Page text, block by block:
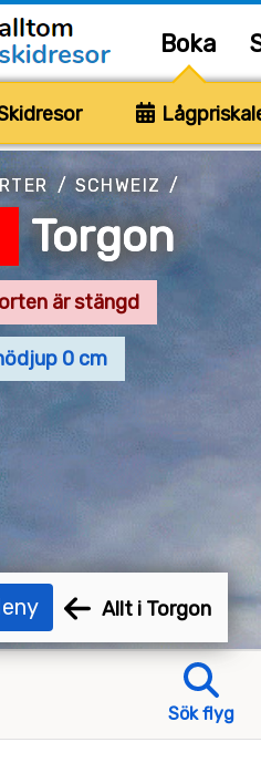
Boka
/ SCHWEIZ /
Torgon
är stängd
0 cm
Allt i Torgon
Sök flyg